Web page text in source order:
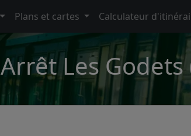
Plans et cartes Calculateur
Arrêt Les